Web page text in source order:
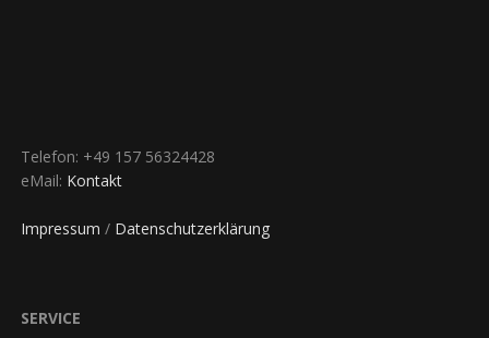
Telefon: +49 157 56324428
eMail: Kontakt
Impressum / Datenschutzerklärung
SERVICE